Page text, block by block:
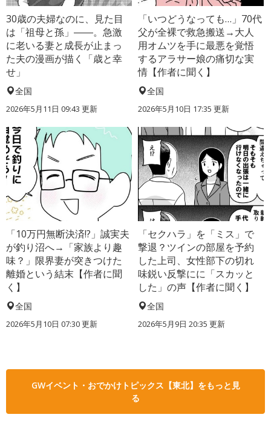
30歳の夫婦なのに、見た目
は「祖母と孫」――。急激
に老いる妻と成長が止まっ
た夫の漫画が描く「歳と幸
せ」
全国
2026年5月11日 09:43 更新
「いつどうなっても…」70代
父が全裸で救急搬送→大人
用オムツを手に最悪を覚悟
するアラサー娘の痛切な実
情【作者に聞く】
全国
2026年5月10日 17:35 更新
「10万円無断決済!?」誠実夫
が釣り沼へ→「家族より趣
味？」限界妻が突きつけた
離婚という結末【作者に聞
く】
全国
2026年5月10日 07:30 更新
「セクハラ」を「ミス」で
撃退？ツインの部屋を予約
した上司、女性部下の切れ
味鋭い反撃にに「スカッと
した」の声【作者に聞く】
全国
2026年5月9日 20:35 更新
GWイベント・おでかけトピックス【東北】をもっと見
る